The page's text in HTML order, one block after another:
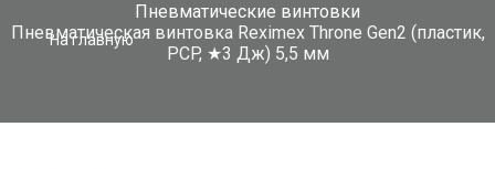
Пневматические винтовки
Пневматическая винтовка Reximex Throne Gen2 (пластик,
PCP, ★3 Дж) 5,5 мм
На главную